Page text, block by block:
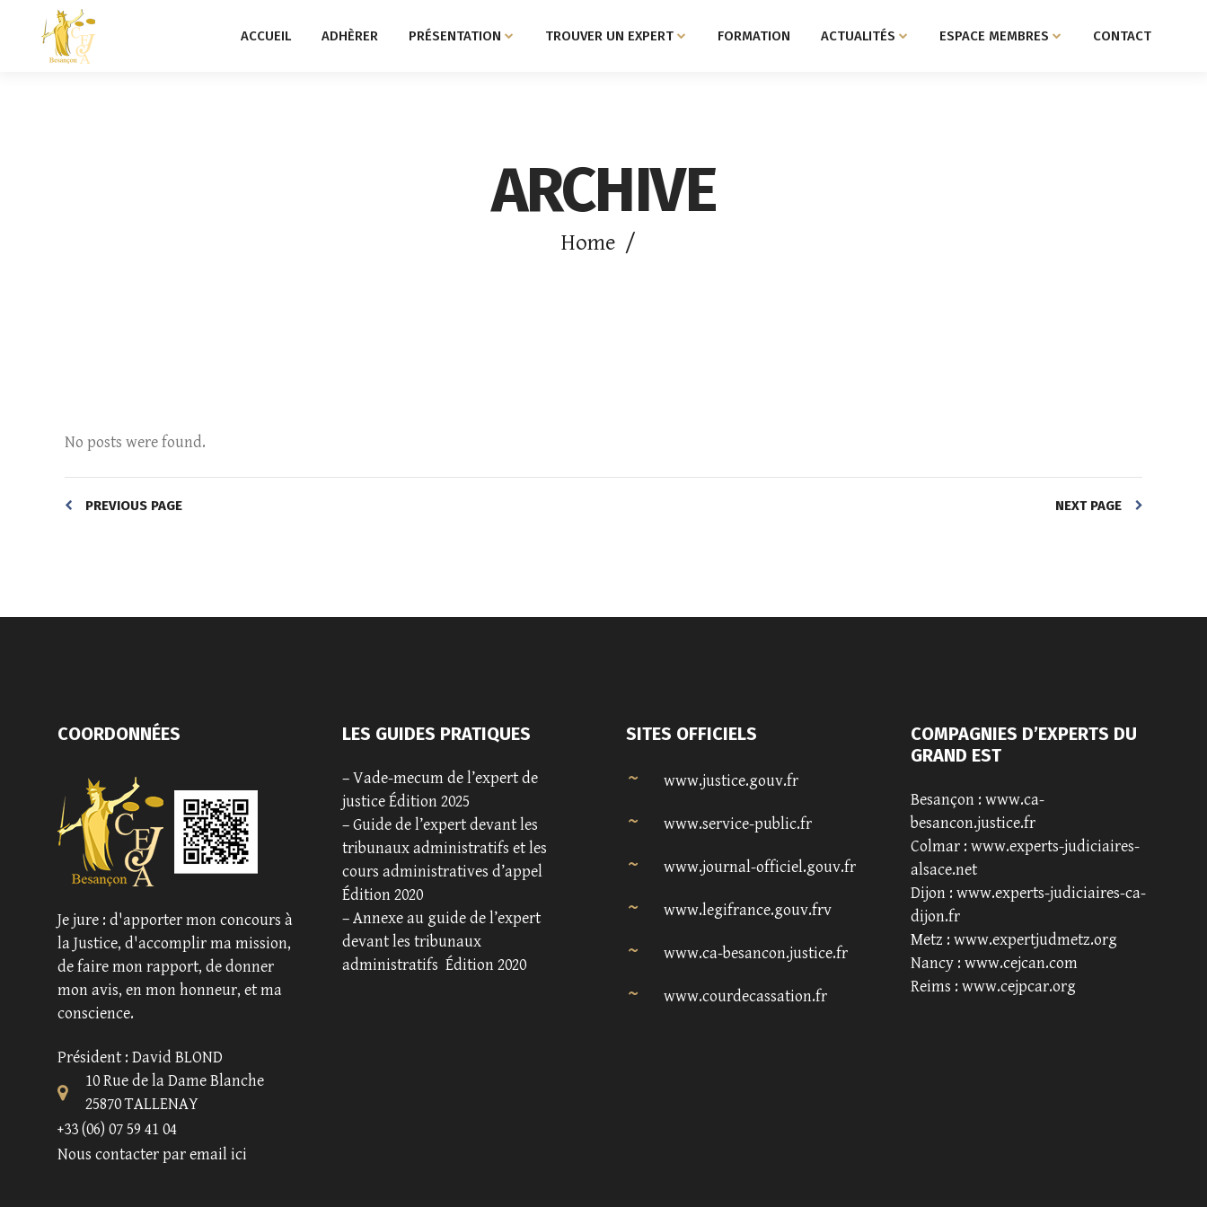
ACCUEIL ADHÈRER PRÉSENTATION TROUVER UN EXPERT FORMATION ACTUALITÉS ESPACE MEMBRES CONTACT
ARCHIVE
Home /
No posts were found.
PREVIOUS PAGE NEXT PAGE
COORDONNÉES
Je jure : d'apporter mon concours à
la Justice, d'accomplir ma mission,
de faire mon rapport, de donner
mon avis, en mon honneur, et ma
conscience.
Président : David BLOND
10 Rue de la Dame Blanche
25870 TALLENAY
+33 (06) 07 59 41 04
Nous contacter par email ici
LES GUIDES PRATIQUES
–Vade-mecum de l’expert de
justice Édition 2025
–Guide de l’expert devant les
tribunaux administratifs et les
cours administratives d’appel
Édition 2020
–Annexe au guide de l’expert
devant les tribunaux
administratifs Édition 2020
SITES OFFICIELS
www.justice.gouv.fr
www.service-public.fr
www.journal-officiel.gouv.fr
www.legifrance.gouv.frv
www.ca-besancon.justice.fr
www.courdecassation.fr
COMPAGNIES D’EXPERTS DU
GRAND EST
Besançon : www.ca-
besancon.justice.fr
Colmar : www.experts-judiciaires-
alsace.net
Dijon : www.experts-judiciaires-ca-
dijon.fr
Metz : www.expertjudmetz.org
Nancy : www.cejcan.com
Reims : www.cejpcar.org